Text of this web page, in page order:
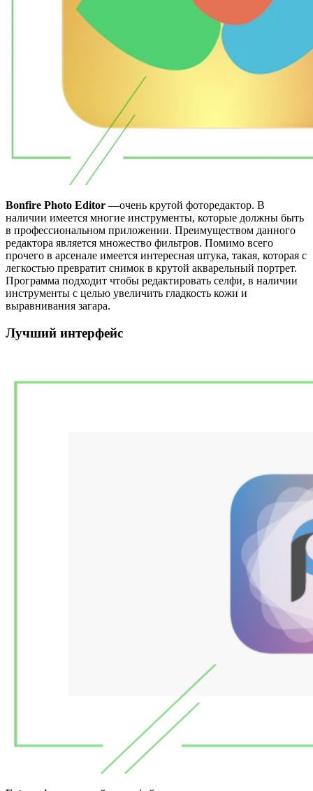
Bonfire Photo Editor —очень крутой фоторедактор. В
наличии имеется многие инструменты, которые должны быть
в профессиональном приложении. Преимуществом данного
редактора является множество фильтров. Помимо всего
прочего в арсенале имеется интересная штука, такая, которая с
легкостью превратит снимок в крутой акварельный портрет.
Программа подходит чтобы редактировать селфи, в наличии
инструменты с целью увеличить гладкость кожи и
выравнивания загара.
Лучший интерфейс